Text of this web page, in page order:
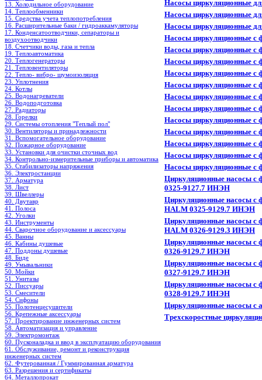
13. Холодильное oборудование
14. Теплообменники
15. Средства учета теплопотребления
16. Расширительные баки / гидроаккамуляторы
17. Конденсатоотводчики, сепараторы и
воздухоотводчики
18. Счетчики воды, газа и тепла
19. Теплоавтоматика
20. Теплогенераторы
21. Тепловентиляторы
22. Тепло- вибро- шумоизоляция
23. Уплотнения
24. Котлы
25. Водонагреватели
26. Водоподготовка
27. Радиаторы
28. Горелки
29. Системы отопления "Теплый пол"
30. Вентиляторы и принадлежности
31. Вспомогательное оборудование
32. Пожарное оборудование
33. Установки для очистки сточных вод
34. Контрольно-измерительные приборы и автоматика
35. Стабилизаторы напряжения
36. Электростанции
37. Арматура
38. Лист
39. Швеллеры
40. Двутавр
41. Полоса
42. Уголки
43. Инструменты
44. Сварочное оборудование и аксессуары
45. Ванны
46. Кабины душевые
47. Поддоны душевые
48. Биде
49. Умывальники
50. Мойки
51. Унитазы
52. Писсуары
53. Смесители
54. Сифоны
55. Полотенцесушители
56. Крепежные аксессуары
57. Проектирование инженерных систем
58. Автоматизация и управление
59. Электромонтаж
60. Пусконаладка и ввод в эксплуатацию оборудования
61. Обслуживание, ремонт и реконструкция
инженерных систем
62. Футерованная / Гуммированная арматура
63. Разрешения и сертификаты
64. Металлопрокат
Насосы циркуляционные
Насосы циркуляционные
Насосы циркуляционные
Насосы циркуляционные с
Насосы циркуляционные с
Насосы циркуляционные с
Насосы циркуляционные с
Насосы циркуляционные с
Насосы циркуляционные с
Насосы циркуляционные с
Насосы циркуляционные с
Насосы циркуляционные с
Насосы циркуляционные с
Насосы циркуляционные с
Насосы циркуляционные с
Циркуляционные насосы с
0325-9127.7 ИНЭН
Циркуляционные насосы с
HALM 0325-9129.7 ИНЭН
Циркуляционные насосы с
HALM 0326-9129.3 ИНЭН
Циркуляционные насосы с
0326-9129.7 ИНЭН
Циркуляционные насосы с
0327-9129.7 ИНЭН
Циркуляционные насосы с
0328-9129.7 ИНЭН
Циркуляционные насосы с
Трехскоростные